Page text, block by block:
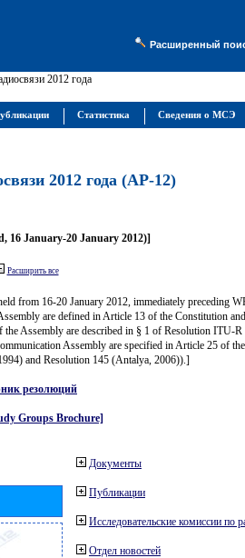
Расширенный
2012 года
2012 года (АР-12)
16 January-20 January 2012)]
Расширить все
from 16-20 January 2012, immediately preceding
are defined in Article 13 of the Constitution
Assembly are described in § 1 of Resolution ITU-R
Assembly are specified in Article 25 of
and Resolution 145 (Antalya, 2006)).]
резолюций
Groups Brochure]
Документы
Публикации
Исследовательские комиссии по
Отдел новостей
Статистика Сведения о МСЭ